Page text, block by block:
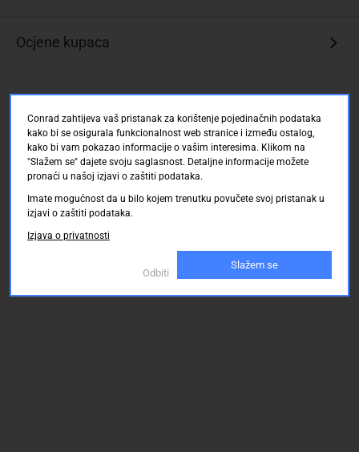
Ocjene kupaca
Conrad zahtijeva vaš pristanak za korištenje pojedinačnih podataka
kako bi se osigurala funkcionalnost web stranice i između ostalog,
kako bi vam pokazao informacije o vašim interesima. Klikom na
"Slažem se" dajete svoju saglasnost. Detaljne informacije možete
pronaći u našoj izjavi o zaštiti podataka.
Imate mogućnost da u bilo kojem trenutku povučete svoj pristanak u
izjavi o zaštiti podataka.
Izjava o privatnosti
Odbiti
Slažem se